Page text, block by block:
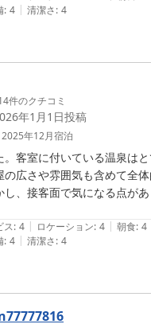
でした。
ンヒーターを置いてらっしゃ
が心配な方は靴下を。。）
でしたが、お腹がいっぱい
大変満足しております。あ
: 4 | 清潔さ: 4
件のクチコミ
年1月1日投稿
2025年12月宿泊
。客室に付いている温泉は
広さや雰囲気も含めて全
、接客面で気になる点が
明され、やや雑な印象を受
かりにもかかわらずご飯の
ているように感じてしまい
は可能か伺った際、嫌味に
が残りました。素晴らしい
の面でもより心配りが感じ
。
ス: 4 | ロケーション: 4 | 朝食: 4
: 4 | 清潔さ: 4